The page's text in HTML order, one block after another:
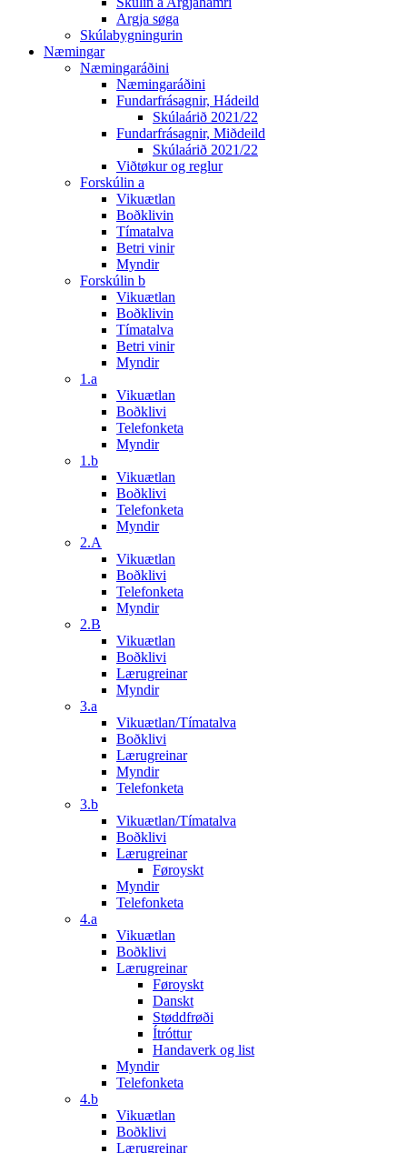
Argja søga
Skúlabygningurin
Næmingar
Næmingaráðini
Næmingaráðini
Fundarfrásagnir, Hádeild
Skúlaárið 2021/22
Fundarfrásagnir, Miðdeild
Skúlaárið 2021/22
Viðtøkur og reglur
Forskúlin a
Vikuætlan
Boðklivin
Tímatalva
Betri vinir
Myndir
Forskúlin b
Vikuætlan
Boðklivin
Tímatalva
Betri vinir
Myndir
1.a
Vikuætlan
Boðklivi
Telefonketa
Myndir
1.b
Vikuætlan
Boðklivi
Telefonketa
Myndir
2.A
Vikuætlan
Boðklivi
Telefonketa
Myndir
2.B
Vikuætlan
Boðklivi
Lærugreinar
Myndir
3.a
Vikuætlan/Tímatalva
Boðklivi
Lærugreinar
Myndir
Telefonketa
3.b
Vikuætlan/Tímatalva
Boðklivi
Lærugreinar
Føroyskt
Myndir
Telefonketa
4.a
Vikuætlan
Boðklivi
Lærugreinar
Føroyskt
Danskt
Støddfrøði
Ítróttur
Handaverk og list
Myndir
Telefonketa
4.b
Vikuætlan
Boðklivi
Lærugreinar